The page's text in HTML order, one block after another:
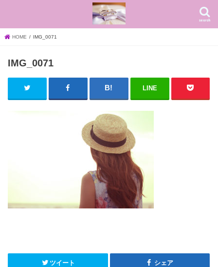
search
HOME IMG_0071
IMG_0071
LINE
ツイート シェア